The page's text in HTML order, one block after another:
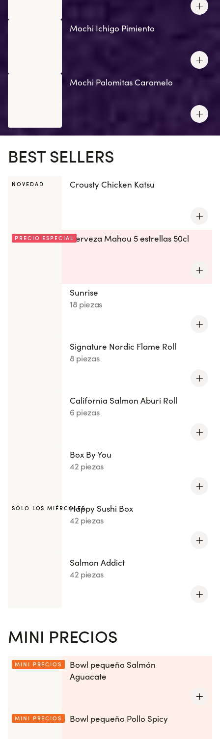
Mochi Ichigo Pimiento
Mochi Palomitas Caramelo
BEST SELLERS
NOVEDAD Crousty Chicken Katsu
PRECIO ESPECIALCerveza Mahou 5 estrellas 50cl
Sunrise
18 piezas
Signature Nordic Flame Roll
8 piezas
California Salmon Aburi Roll
6 piezas
Box By You
42 piezas
SÓLO LOS MIÉRCOLESHappy Sushi Box
42 piezas
Salmon Addict
42 piezas
MINI PRECIOS
MINI PRECIOS
Bowl pequeño Salmón
Aguacate
MINI PRECIOS Bowl pequeño Pollo Spicy